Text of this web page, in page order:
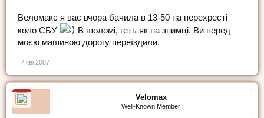
Веломакс я вас вчора бачила в 13-50 на перехресті
коло СБУ
В шоломі, геть як на знимці. Ви перед
моєю машиною дорогу переїздили.
7 кві 2007
Velomax
Well-Known Member